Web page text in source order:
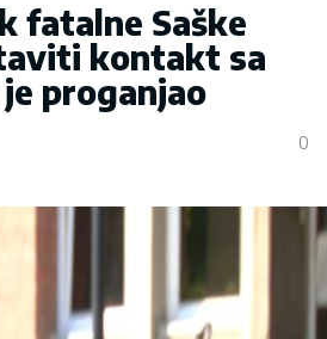
fatalne Saške
kontakt sa
proganjao
0